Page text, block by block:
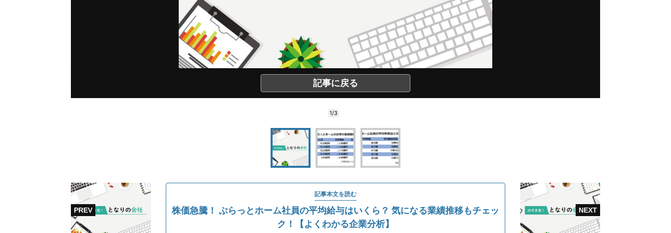
記事に戻る
1/3
記事本文を読む
株価急騰！ ぷらっとホーム社員の平均給与はいくら？ 気になる業績推移もチェッ
ク！【よくわかる企業分析】